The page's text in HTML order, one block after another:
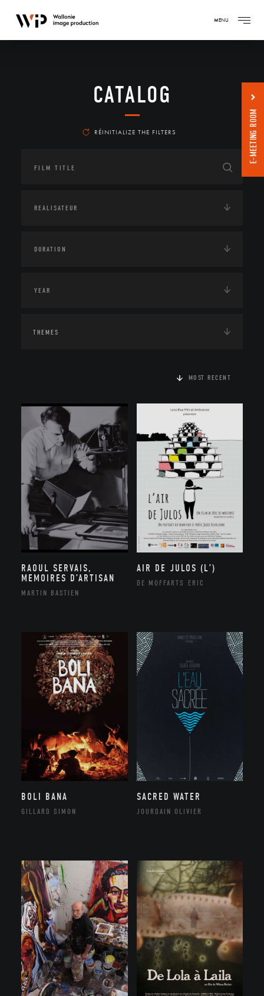
MENU
CATALOG
RÉINITIALIZE THE FILTERS
THEMES
MOST RECENT
RAOUL SERVAIS,
MEMOIRES D’ARTISAN
MARTIN BASTIEN
AIR DE JULOS (L’)
DE MOFFARTS ERIC
BOLI BANA
GILLARD SIMON
SACRED WATER
JOURDAIN OLIVIER
E-MEETING ROOM